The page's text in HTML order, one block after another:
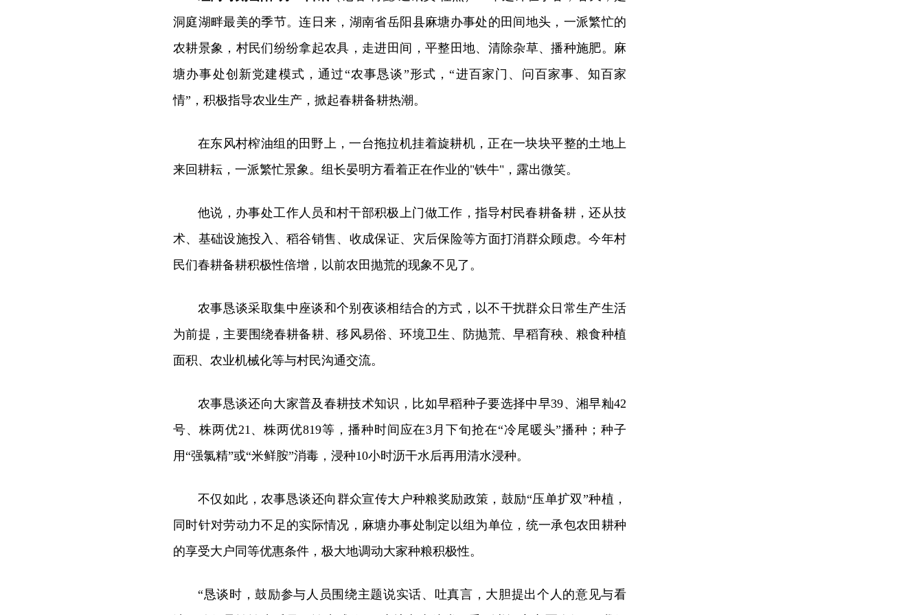
洞庭湖畔最美的季节。连日来，湖南省岳阳县麻塘办事处的田间地头，一派繁忙的
农耕景象，村民们纷纷拿起农具，走进田间，平整田地、清除杂草、播种施肥。麻
塘办事处创新党建模式，通过“农事恳谈”形式，“进百家门、问百家事、知百家
情”，积极指导农业生产，掀起春耕备耕热潮。
在东风村榨油组的田野上，一台拖拉机挂着旋耕机，正在一块块平整的土地上
来回耕耘，一派繁忙景象。组长晏明方看着正在作业的"铁牛"，露出微笑。
他说，办事处工作人员和村干部积极上门做工作，指导村民春耕备耕，还从技
术、基础设施投入、稻谷销售、收成保证、灾后保险等方面打消群众顾虑。今年村
民们春耕备耕积极性倍增，以前农田抛荒的现象不见了。
农事恳谈采取集中座谈和个别夜谈相结合的方式，以不干扰群众日常生产生活
为前提，主要围绕春耕备耕、移风易俗、环境卫生、防抛荒、早稻育秧、粮食种植
面积、农业机械化等与村民沟通交流。
农事恳谈还向大家普及春耕技术知识，比如早稻种子要选择中早39、湘早籼42
号、株两优21、株两优819等，播种时间应在3月下旬抢在“冷尾暖头”播种；种子
用“强氯精”或“米鲜胺”消毒，浸种10小时沥干水后再用清水浸种。
不仅如此，农事恳谈还向群众宣传大户种粮奖励政策，鼓励“压单扩双”种植，
同时针对劳动力不足的实际情况，麻塘办事处制定以组为单位，统一承包农田耕种
的享受大户同等优惠条件，极大地调动大家种粮积极性。
“恳谈时，鼓励参与人员围绕主题说实话、吐真言，大胆提出个人的意见与看